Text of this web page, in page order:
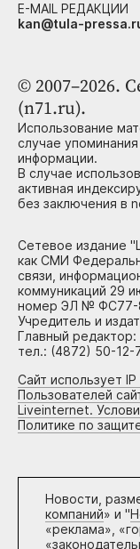
© 2007–2026.
(n71.ru).
Использование
случае
информации.
В случае
активная
без заключения в
Сетевое издание
как СМИ
связи,
коммуникаций 29
номер ЭЛ № ФС77-
Учредитель и
Главный редактор:
тел.: (4872) 50-12-
Сайт использует
Пользователей
Liveinternet.
Политике по
Новости,
компаний» и "
«реклама»,
E-MAIL РЕДАКЦИИ
kan@tula-